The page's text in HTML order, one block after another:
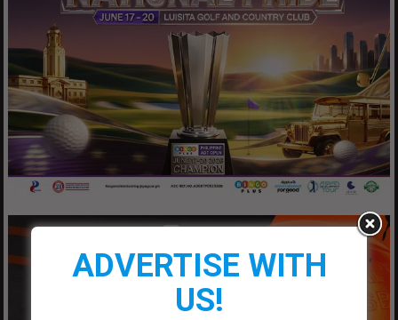
ADVERTISE WITH
US!